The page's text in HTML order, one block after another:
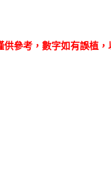
參考，數字如有誤植